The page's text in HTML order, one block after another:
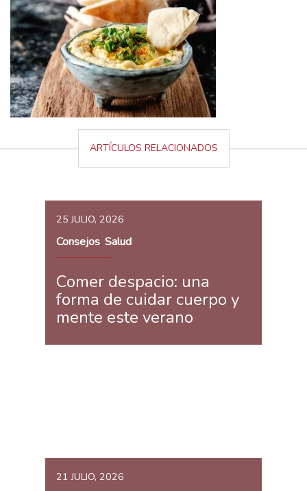
ARTÍCULOS RELACIONADOS
25 JULIO, 2026
Consejos, Salud
Comer despacio: una
forma de cuidar cuerpo y
mente este verano
21 JULIO, 2026